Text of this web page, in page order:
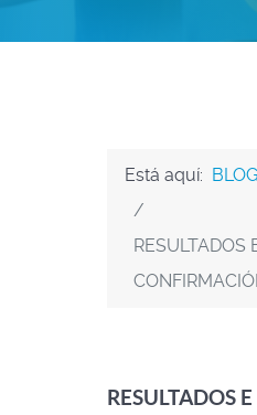
Está aquí: BLOG
RESULTADOS
RESULTADOS